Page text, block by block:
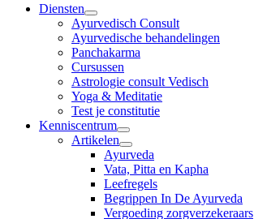
Diensten
Ayurvedisch Consult
Ayurvedische behandelingen
Panchakarma
Cursussen
Astrologie consult Vedisch
Yoga & Meditatie
Test je constitutie
Kenniscentrum
Artikelen
Ayurveda
Vata, Pitta en Kapha
Leefregels
Begrippen In De Ayurveda
Vergoeding zorgverzekeraars